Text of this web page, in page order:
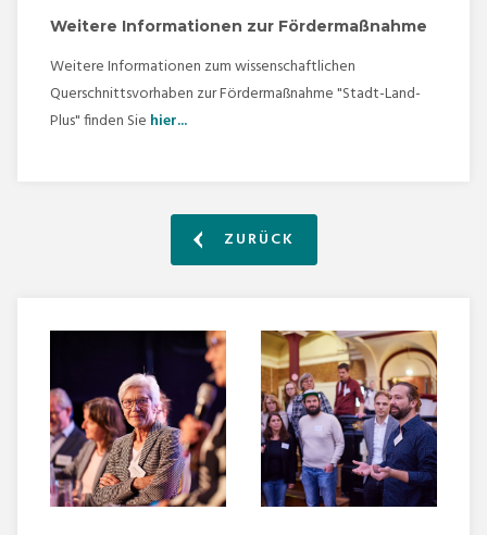
Weitere Informationen zur Fördermaßnahme
Weitere Informationen zum wissenschaftlichen
Querschnittsvorhaben zur Fördermaßnahme "Stadt-Land-
Plus" finden Sie hier...
ZURÜCK